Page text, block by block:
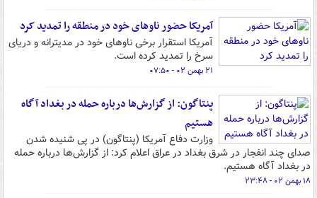
آمریکا حضور ناوهای خود در منطقه را تمدید کرد
آمریکا استقرار برخی ناوهای خود در مدیترانه و دریای
سرخ را تمدید کرده است.
۲۱ بهمن ۰۲ - ۰۷:۵۰
پنتاگون: از گزارش‌ها درباره حمله در بغداد آگاه
هستیم
وزارت دفاع آمریکا (پنتاگون) در پی شنیده شدن
صدای چند انفجار در شرق بغداد در عراق اعلام کرد: از گزارش‌ها درباره حمله
در بغداد آگاه هستیم.
۱۸ بهمن ۰۲ - ۲۳:۴۸